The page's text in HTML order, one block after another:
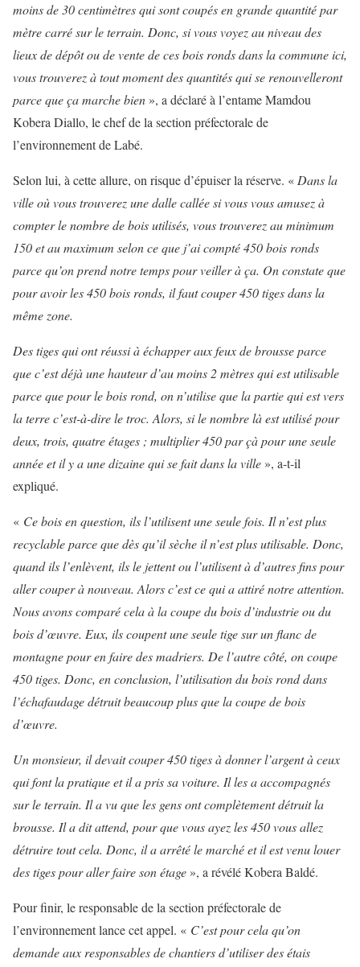
moins de 30 centimètres qui sont coupés en grande quantité par
mètre carré sur le terrain. Donc, si vous voyez au niveau des
lieux de dépôt ou de vente de ces bois ronds dans la commune ici,
vous trouverez à tout moment des quantités qui se renouvelleront
parce que ça marche bien », a déclaré à l’entame Mamdou
Kobera Diallo, le chef de la section préfectorale de
l’environnement de Labé.
Selon lui, à cette allure, on risque d’épuiser la réserve. « Dans la
ville où vous trouverez une dalle callée si vous vous amusez à
compter le nombre de bois utilisés, vous trouverez au minimum
150 et au maximum selon ce que j’ai compté 450 bois ronds
parce qu’on prend notre temps pour veiller à ça. On constate que
pour avoir les 450 bois ronds, il faut couper 450 tiges dans la
même zone.
Des tiges qui ont réussi à échapper aux feux de brousse parce
que c’est déjà une hauteur d’au moins 2 mètres qui est utilisable
parce que pour le bois rond, on n’utilise que la partie qui est vers
la terre c’est-à-dire le troc. Alors, si le nombre là est utilisé pour
deux, trois, quatre étages ; multiplier 450 par çà pour une seule
année et il y a une dizaine qui se fait dans la ville », a-t-il
expliqué.
« Ce bois en question, ils l’utilisent une seule fois. Il n’est plus
recyclable parce que dès qu’il sèche il n’est plus utilisable. Donc,
quand ils l’enlèvent, ils le jettent ou l’utilisent à d’autres fins pour
aller couper à nouveau. Alors c’est ce qui a attiré notre attention.
Nous avons comparé cela à la coupe du bois d’industrie ou du
bois d’œuvre. Eux, ils coupent une seule tige sur un flanc de
montagne pour en faire des madriers. De l’autre côté, on coupe
450 tiges. Donc, en conclusion, l’utilisation du bois rond dans
l’échafaudage détruit beaucoup plus que la coupe de bois
d’œuvre.
Un monsieur, il devait couper 450 tiges à donner l’argent à ceux
qui font la pratique et il a pris sa voiture. Il les a accompagnés
sur le terrain. Il a vu que les gens ont complètement détruit la
brousse. Il a dit attend, pour que vous ayez les 450 vous allez
détruire tout cela. Donc, il a arrêté le marché et il est venu louer
des tiges pour aller faire son étage », a révélé Kobera Baldé.
Pour finir, le responsable de la section préfectorale de
l’environnement lance cet appel. « C’est pour cela qu’on
demande aux responsables de chantiers d’utiliser des étais